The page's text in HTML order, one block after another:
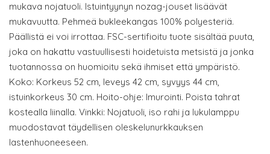
mukava nojatuoli. Istuintyynyn nozag-jouset lisäävät
mukavuutta. Pehmeä bukleekangas 100% polyesteriä.
Päällistä ei voi irrottaa. FSC-sertifioitu tuote sisältää puuta,
joka on hakattu vastuullisesti hoidetuista metsistä ja jonka
tuotannossa on huomioitu sekä ihmiset että ympäristö.
Koko: Korkeus 52 cm, leveys 42 cm, syvyys 44 cm,
istuinkorkeus 30 cm. Hoito-ohje: Imurointi. Poista tahrat
kostealla liinalla. Vinkki: Nojatuoli, iso rahi ja lukulamppu
muodostavat täydellisen oleskelunurkkauksen
lastenhuoneeseen.